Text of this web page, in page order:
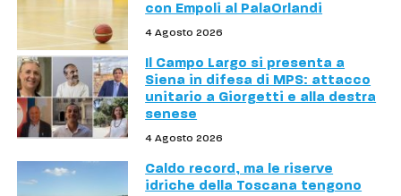
con Empoli al PalaOrlandi
4 Agosto 2026
Il Campo Largo si presenta a
Siena in difesa di MPS: attacco
unitario a Giorgetti e alla destra
senese
4 Agosto 2026
Caldo record, ma le riserve
idriche della Toscana tengono